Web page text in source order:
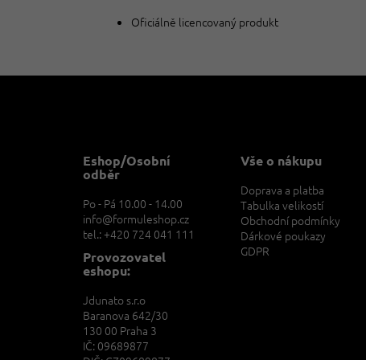
Oficiálně licencovaný produkt
Eshop/Osobní
odběr
Po - Pá 10.00 - 14.00
info@formuleshop.cz
tel.: +420 724 041 111
Provozovatel
eshopu:
Jdunato s.r.o
Baranova 642/30
130 00 Praha 3
IČ: 09689877
Vše o nákupu
Doprava a platba
Tabulka velikostí
Obchodní podmínky
Dárkové poukazy
GDPR